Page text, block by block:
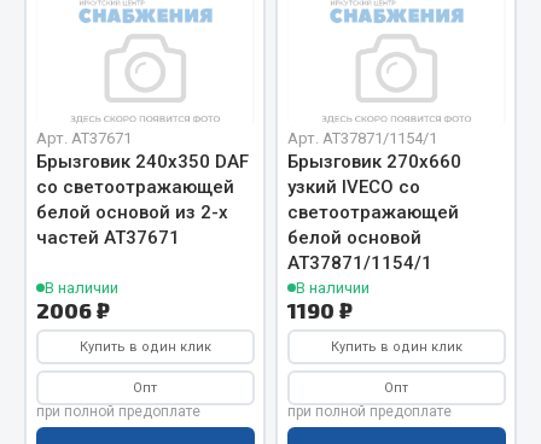
Сцепление
Весь раздел
Запчасти SHAANXI (SHACMAN)
Тормозная система
Колеса и шины
Система охлаждения
Кабина
Арт. AT37671
Брызговик 240х350 DAF
со светоотражающей
белой основой из 2-х
частей АТ37671
В наличии
2006 ₽
Купить в один клик
Опт
при полной предоплате
Арт. AT37871/1154/1
Брызговик 270х660
узкий IVECO со
светоотражающей
белой основой
АТ37871/1154/1
В наличии
1190 ₽
Купить в один клик
Опт
при полной предоплате